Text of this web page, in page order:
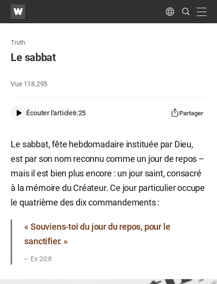
WATV
Language
Search
Submit
Truth
Le sabbat
Vue118,295
Écouter l'article6:25 Partager
Le sabbat, fête hebdomadaire instituée par Dieu,
est par son nom reconnu comme un jour de repos –
mais il est bien plus encore : un jour saint, consacré
à la mémoire du Créateur. Ce jour particulier occupe
le quatrième des dix commandements :
« Souviens-toi du jour du repos, pour le
sanctifier. »
Ex 20:8